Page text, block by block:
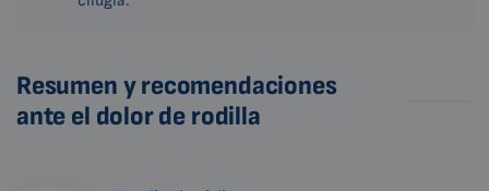
Resumen y recomendaciones
ante el dolor de rodilla